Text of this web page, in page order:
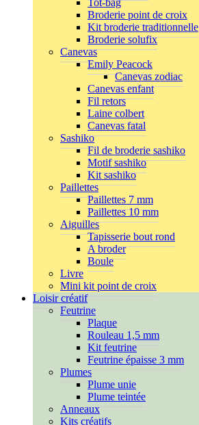
Tot-bag
Broderie point de croix
Kit broderie traditionnelle
Broderie solufix
Canevas
Emily Peacock
Canevas zodiac
Canevas enfant
Fil retors
Laine colbert
Canevas fatal
Sashiko
Fil de broderie sashiko
Motif sashiko
Kit sashiko
Paillettes
Paillettes 7 mm
Paillettes 10 mm
Aiguilles
Tapisserie bout rond
A broder
Boule
Livre
Mini kit point de croix
Loisir créatif
Feutrine
Plaque
Rouleau 1,5 mm
Kit feutrine
Feutrine épaisse 3 mm
Plumes
Plume unie
Plume teintée
Anneaux
Kits créatifs